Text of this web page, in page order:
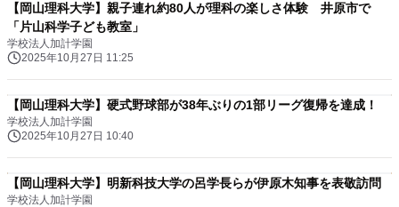
【岡山理科大学】親子連れ約80人が理科の楽しさ体験 井原市で
「片山科学子ども教室」
学校法人加計学園
2025年10月27日 11:25
【岡山理科大学】硬式野球部が38年ぶりの1部リーグ復帰を達成！
学校法人加計学園
2025年10月27日 10:40
【岡山理科大学】明新科技大学の呂学長らが伊原木知事を表敬訪問
学校法人加計学園